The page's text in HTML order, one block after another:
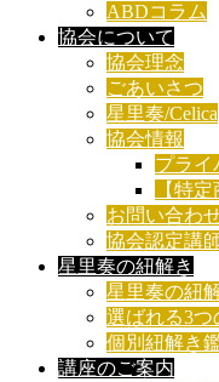
ABDコラム
協会について
協会理念
ごあいさつ
星里奏/Celica
協会情報
プライ
【特
お問い合わ
協会認定講
星里奏の紐解き
星里奏の紐
選ばれる3つ
個別紐解き
講座のご案内